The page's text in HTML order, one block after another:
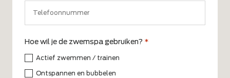
Hoe wil je de zwemspa gebruiken? *
Actief zwemmen / trainen
Ontspannen en bubbelen